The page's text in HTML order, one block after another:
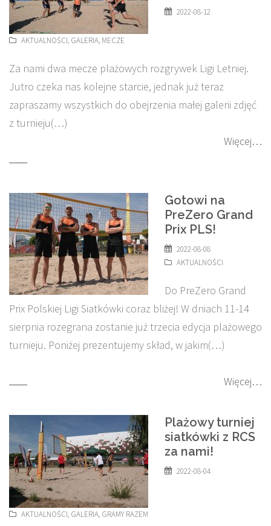
2022-08-12
AKTUALNOŚCI, GALERIA, MECZE
Za nami dwa mecze plażowych rozgrywek Ligi Letniej.
Jutro czeka nas kolejne starcie, jednak już teraz
zapraszamy wszystkich do obejrzenia małej galerii zdjęć
z turnieju(…)
Więcej…
Gotowi na
PreZero Grand
Prix PLS!
2022-08-08
AKTUALNOŚCI
Do PreZero Grand
Prix Polskiej Ligi Siatkówki coraz bliżej! W dniach 11-14
sierpnia rozegrana zostanie już trzecia edycja plażowego
turnieju. Poniżej prezentujemy skład, w jakim(…)
Więcej…
Plażowy turniej
siatkówki z RCS
za nami!
2022-08-04
AKTUALNOŚCI, GALERIA, GRAMY RAZEM